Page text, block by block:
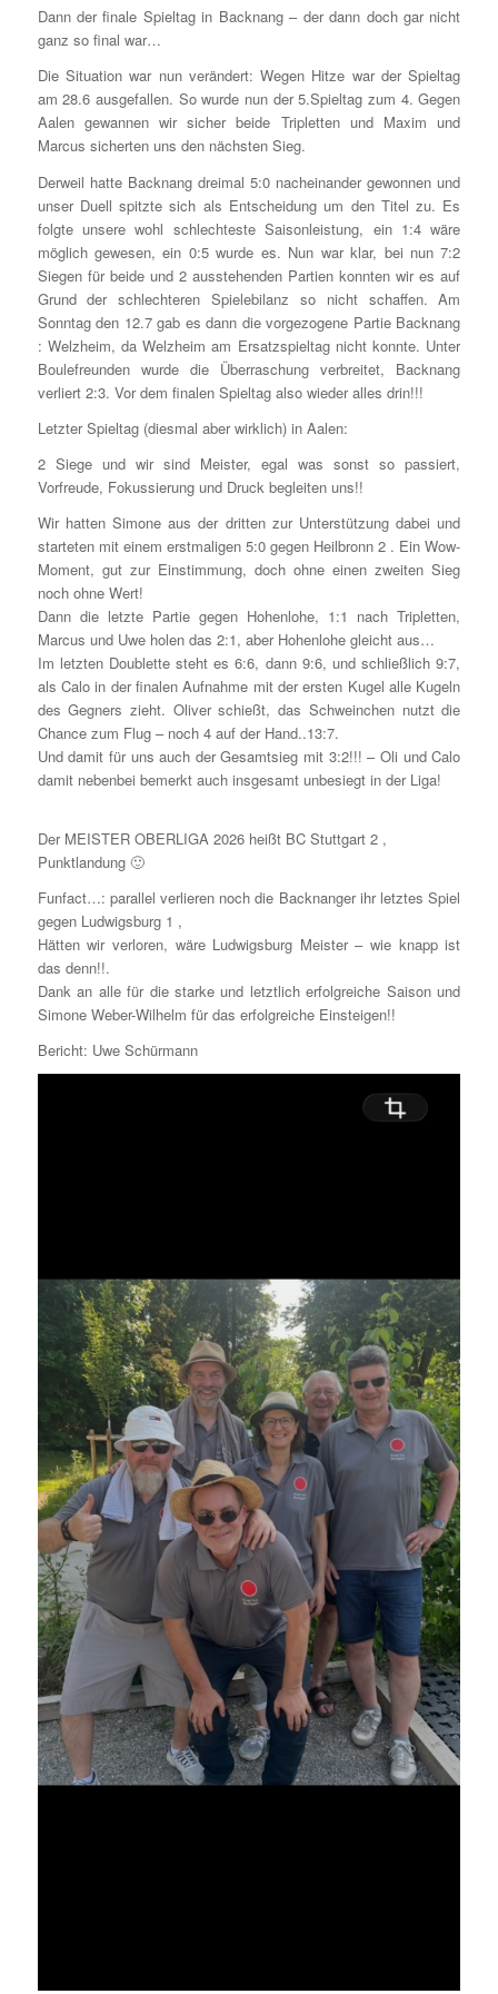
Dann der finale Spieltag in Backnang – der dann doch gar nicht
ganz so final war…
Die Situation war nun verändert: Wegen Hitze war der Spieltag
am 28.6 ausgefallen. So wurde nun der 5.Spieltag zum 4. Gegen
Aalen gewannen wir sicher beide Tripletten und Maxim und
Marcus sicherten uns den nächsten Sieg.
Derweil hatte Backnang dreimal 5:0 nacheinander gewonnen und
unser Duell spitzte sich als Entscheidung um den Titel zu. Es
folgte unsere wohl schlechteste Saisonleistung, ein 1:4 wäre
möglich gewesen, ein 0:5 wurde es. Nun war klar, bei nun 7:2
Siegen für beide und 2 ausstehenden Partien konnten wir es auf
Grund der schlechteren Spielebilanz so nicht schaffen. Am
Sonntag den 12.7 gab es dann die vorgezogene Partie Backnang
: Welzheim, da Welzheim am Ersatzspieltag nicht konnte. Unter
Boulefreunden wurde die Überraschung verbreitet, Backnang
verliert 2:3. Vor dem finalen Spieltag also wieder alles drin!!!
Letzter Spieltag (diesmal aber wirklich) in Aalen:
2 Siege und wir sind Meister, egal was sonst so passiert,
Vorfreude, Fokussierung und Druck begleiten uns!!
Wir hatten Simone aus der dritten zur Unterstützung dabei und
starteten mit einem erstmaligen 5:0 gegen Heilbronn 2 . Ein Wow-
Moment, gut zur Einstimmung, doch ohne einen zweiten Sieg
noch ohne Wert!
Dann die letzte Partie gegen Hohenlohe, 1:1 nach Tripletten,
Marcus und Uwe holen das 2:1, aber Hohenlohe gleicht aus…
Im letzten Doublette steht es 6:6, dann 9:6, und schließlich 9:7,
als Calo in der finalen Aufnahme mit der ersten Kugel alle Kugeln
des Gegners zieht. Oliver schießt, das Schweinchen nutzt die
Chance zum Flug – noch 4 auf der Hand..13:7.
Und damit für uns auch der Gesamtsieg mit 3:2!!! – Oli und Calo
damit nebenbei bemerkt auch insgesamt unbesiegt in der Liga!
Der MEISTER OBERLIGA 2026 heißt BC Stuttgart 2 ,
Punktlandung 🙂
Funfact…: parallel verlieren noch die Backnanger ihr letztes Spiel
gegen Ludwigsburg 1 ,
Hätten wir verloren, wäre Ludwigsburg Meister – wie knapp ist
das denn!!.
Dank an alle für die starke und letztlich erfolgreiche Saison und
Simone Weber-Wilhelm für das erfolgreiche Einsteigen!!
Bericht: Uwe Schürmann